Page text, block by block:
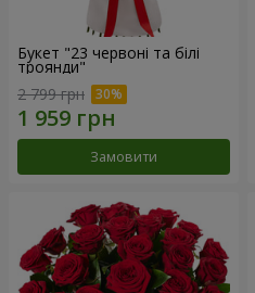
Букет "23 червоні та білі
троянди"
2 799 грн
Замовити